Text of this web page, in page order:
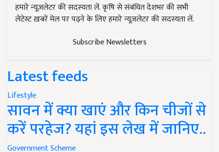
हमारे न्यूज़लेटर की सदस्यता लें. कृषि से संबंधित देशभर की सभी
लेटेस्ट ख़बरें मेल पर पढ़ने के लिए हमारे न्यूज़लेटर की सदस्यता लें.
Subscribe Newsletters
Latest feeds
Lifestyle
सावन में क्या खाएं और किन चीजों से
करें परहेज? यहां इस लेख में जानिए..
Government Scheme